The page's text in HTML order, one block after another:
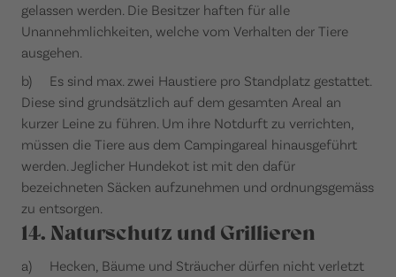
gelassen werden. Die Besitzer haften für alle
Unannehmlichkeiten, welche vom Verhalten der Tiere
ausgehen.
b) Es sind max. zwei Haustiere pro Standplatz gestattet.
Diese sind grundsätzlich auf dem gesamten Areal an
kurzer Leine zu führen. Um ihre Notdurft zu verrichten,
müssen die Tiere aus dem Campingareal hinausgeführt
werden. Jeglicher Hundekot ist mit den dafür
bezeichneten Säcken aufzunehmen und ordnungsgemäss
zu entsorgen.
14. Naturschutz und Grillieren
a) Hecken, Bäume und Sträucher dürfen nicht verletzt